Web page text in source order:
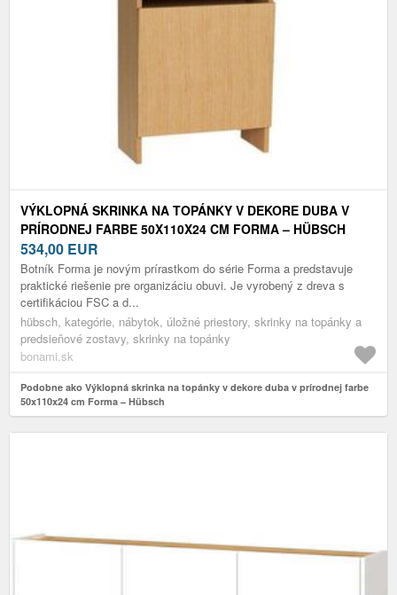
VÝKLOPNÁ SKRINKA NA TOPÁNKY V DEKORE DUBA V
PRÍRODNEJ FARBE 50X110X24 CM FORMA – HÜBSCH
534,00 EUR
Botník Forma je novým prírastkom do série Forma a predstavuje
praktické riešenie pre organizáciu obuvi. Je vyrobený z dreva s
certifikáciou FSC a d...
hübsch, kategórie, nábytok, úložné priestory, skrinky na topánky a
predsieňové zostavy, skrinky na topánky
bonami.sk
Podobne ako Výklopná skrinka na topánky v dekore duba v prírodnej farbe
50x110x24 cm Forma – Hübsch